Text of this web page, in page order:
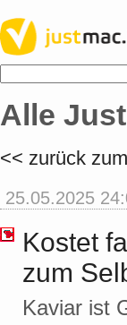
Alle
<< zurück
25.05.2025
Kostet
zum
Kaviar ist